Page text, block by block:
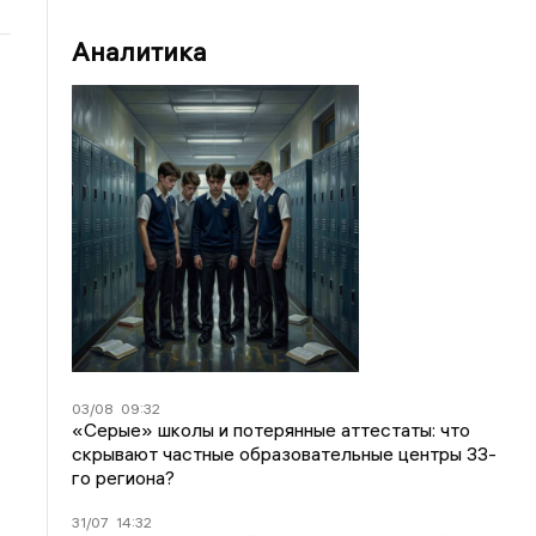
Аналитика
03/08 09:32
«Серые» школы и потерянные аттестаты: что
скрывают частные образовательные центры 33-
го региона?
31/07 14:32